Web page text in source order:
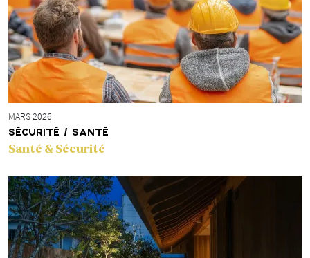
MARS 2026
SÉCURITÉ / SANTÉ
Santé & Sécurité